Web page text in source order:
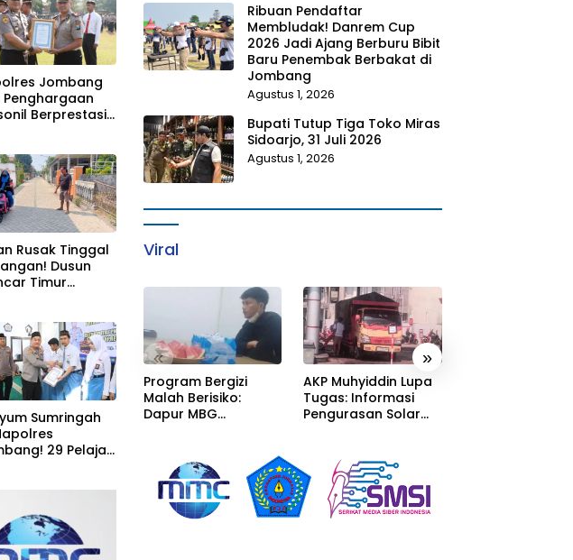
Jombang
Penghargaan
Berprestasi,
NU ke-35
Rusak Tinggal
Dusun
Timur
Program
2026
Sumringah
29 Pelajar
Ribuan Pendaftar
Membludak! Danrem Cup
2026 Jadi Ajang Berburu Bibit
Baru Penembak Berbakat di
Jombang
Agustus 1, 2026
Bupati Tutup Tiga Toko Miras
Sidoarjo, 31 Juli 2026
Agustus 1, 2026
Viral
« »
Program Bergizi
Malah Berisiko:
Dapur MBG
Fasilitas Jauh dari
Standar
AKP Muhyiddin Lupa
Tugas: Informasi
Pengurasan Solar
Lain Carikan Bukti!